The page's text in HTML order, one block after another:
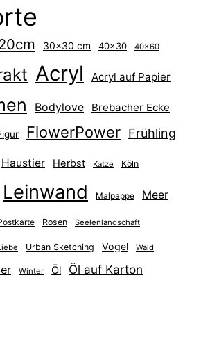
30x30 cm 40x30 40x60
Acryl Acryl auf Papier
Bodylove Brebacher Ecke
FlowerPower Frühling
Haustier Herbst Katze Köln
Leinwand Malpappe Meer
Rosen Seelenlandschaft
Urban Sketching Vogel Wald
Winter Öl Öl auf Karton